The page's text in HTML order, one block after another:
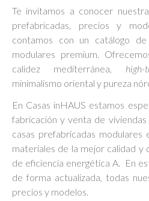
Te invitamos a conocer
prefabricadas, precios y
contamos con un catálogo
modulares premium.
calidez mediterránea, high-
minimalismo oriental y pureza
En Casas inHAUS estamos
fabricación y venta de
casas prefabricadas modulares
materiales de la mejor calidad y
de eficiencia energética A. En
de forma actualizada, todas
precios y modelos.